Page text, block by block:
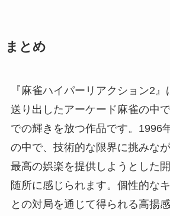
まとめ
『麻雀ハイパーリアクション2
送り出したアーケード麻雀の中
での輝きを放つ作品です。1996
の中で、技術的な限界に挑みな
最高の娯楽を提供しようとした
随所に感じられます。個性的な
との対局を通じて得られる高揚